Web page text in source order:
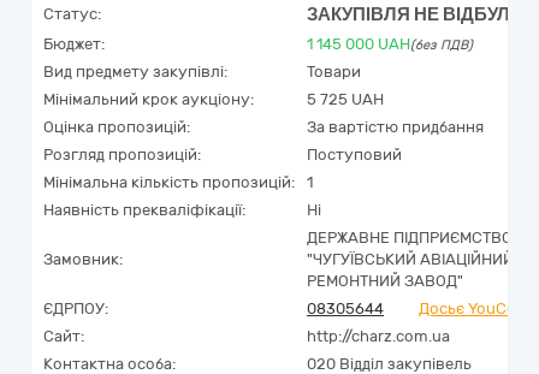
Статус: ЗАКУПІВЛЯ НЕ
Бюджет: 1 145 000 UAH(без ПДВ)
Вид предмету закупівлі:
Товари
Мінімальний крок аукціону:
5 725 UAH
Оцінка пропозицій:
За вартістю придбання
Розгляд пропозицій:
Поступовий
Мінімальна кількість пропозицій:
1
Наявність прекваліфікації:
Ні
Замовник:
ДЕРЖАВНЕ ПІДПРИЄМСТВО
"ЧУГУЇВСЬКИЙ АВІАЦІЙНИЙ
РЕМОНТНИЙ ЗАВОД"
ЄДРПОУ:
08305644
Досьє
Сайт:
http://charz.com.ua
Контактна особа:
020 Відділ закупівель